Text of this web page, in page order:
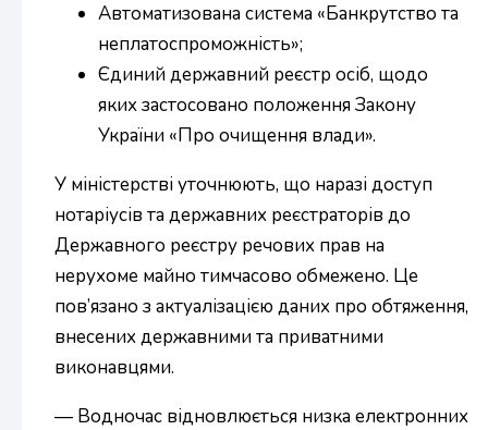
Автоматизована система «Банкрутство та
неплатоспроможність»;
Єдиний державний реєстр осіб, щодо
яких застосовано положення Закону
України «Про очищення влади».
У міністерстві уточнюють, що наразі доступ
нотаріусів та державних реєстраторів до
Державного реєстру речових прав на
нерухоме майно тимчасово обмежено. Це
пов’язано з актуалізацією даних про обтяження,
внесених державними та приватними
виконавцями.
— Водночас відновлюється низка електронних